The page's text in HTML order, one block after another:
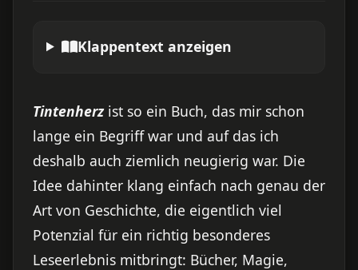
Klappentext anzeigen
Tintenherzist so ein Buch, das mir schon
lange ein Begriff war und auf das ich
deshalb auch ziemlich neugierig war. Die
Idee dahinter klang einfach nach genau der
Art von Geschichte, die eigentlich viel
Potenzial für ein richtig besonderes
Leseerlebnis mitbringt: Bücher, Magie,